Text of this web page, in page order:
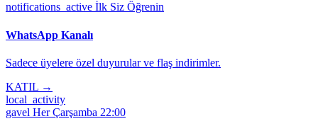
notifications_active İlk Siz Öğrenin
WhatsApp Kanalı
Sadece üyelere özel duyurular ve flaş indirimler.
KATIL →
local_activity
gavel Her Çarşamba 22:00